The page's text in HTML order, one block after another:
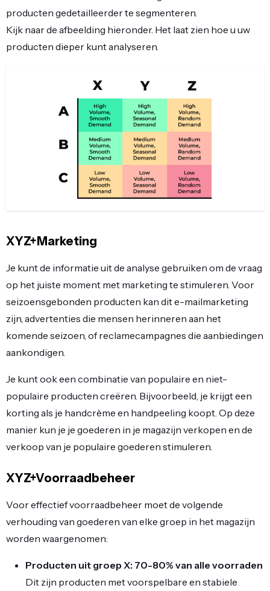
producten gedetailleerder te segmenteren.
Kijk naar de afbeelding hieronder. Het laat zien hoe u uw
producten dieper kunt analyseren.
XYZ+Marketing
Je kunt de informatie uit de analyse gebruiken om de vraag
op het juiste moment met marketing te stimuleren. Voor
seizoensgebonden producten kan dit e-mailmarketing
zijn, advertenties die mensen herinneren aan het
komende seizoen, of reclamecampagnes die aanbiedingen
aankondigen.
Je kunt ook een combinatie van populaire en niet-
populaire producten creëren. Bijvoorbeeld, je krijgt een
korting als je handcrème en handpeeling koopt. Op deze
manier kun je je goederen in je magazijn verkopen en de
verkoop van je populaire goederen stimuleren.
XYZ+Voorraadbeheer
Voor effectief voorraadbeheer moet de volgende
verhouding van goederen van elke groep in het magazijn
worden waargenomen:
Producten uit groep X: 70-80% van alle voorraden
Dit zijn producten met voorspelbare en stabiele